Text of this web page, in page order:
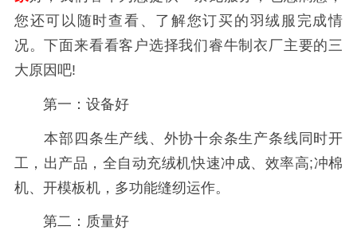
您还可以随时查看、了解您订买的羽绒服完成情
况。下面来看看客户选择我们睿牛制衣厂主要的三
大原因吧!
第一：设备好
本部四条生产线、外协十余条生产条线同时开
工，出产品，全自动充绒机快速冲成、效率高;冲棉
机、开模板机，多功能缝纫运作。
第二：质量好